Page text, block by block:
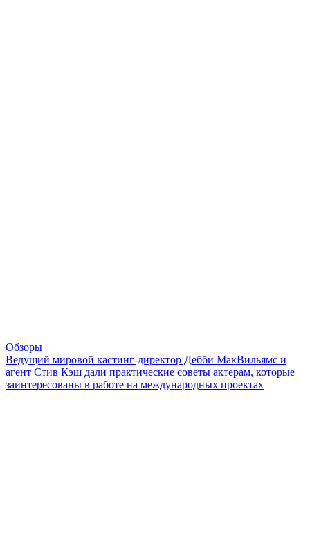
Обзоры
Ведущий мировой кастинг-директор Дебби МакВильямс и
агент Стив Кэш дали практические советы актерам, которые
заинтересованы в работе на международных проектах